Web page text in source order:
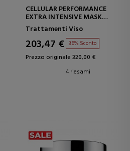
CELLULAR PERFORMANCE
EXTRA INTENSIVE MASK
MASCHERA EXTRA INTENSIVA
Trattamenti Viso
203,47 € 36% Sconto
Prezzo originale 320,00 €
4 riesami